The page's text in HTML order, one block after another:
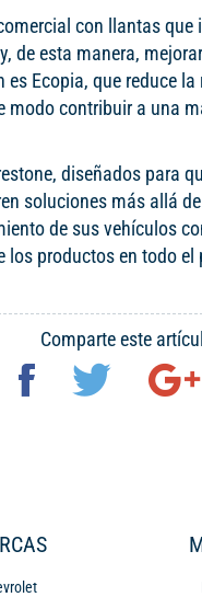
con llantas
de esta manera,
Ecopia, que reduce
contribuir a una
diseñados para
soluciones más allá
de sus vehículos
productos en todo
Comparte este